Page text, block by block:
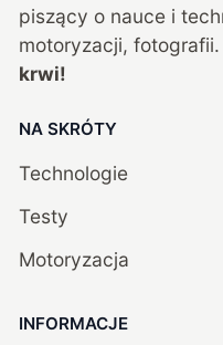
piszący o nauce i
motoryzacji, fotografii.
krwi!
NA SKRÓTY
Technologie
Testy
Motoryzacja
INFORMACJE